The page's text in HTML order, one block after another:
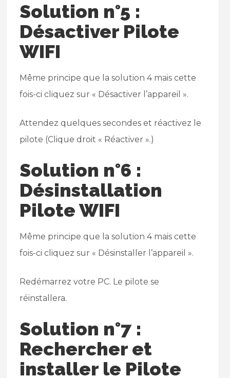
Solution n°5 :
Désactiver Pilote
WIFI
Même principe que la solution 4 mais cette
fois-ci cliquez sur « Désactiver l’appareil ».
Attendez quelques secondes et réactivez le
pilote (Clique droit « Réactiver ».)
Solution n°6 :
Désinstallation
Pilote WIFI
Même principe que la solution 4 mais cette
fois-ci cliquez sur « Désinstaller l’appareil ».
Redémarrez votre PC. Le pilote se
réinstallera.
Solution n°7 :
Rechercher et
installer le Pilote